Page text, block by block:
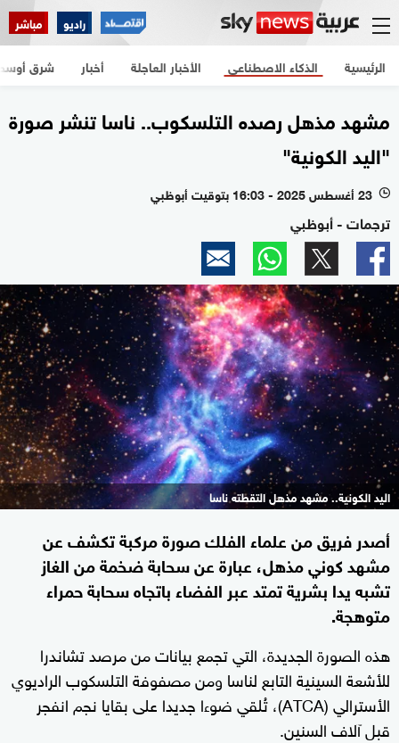
راديو مباشر
الرئيسية الأخبار العاجلة أخبار شرق الذكاء الاصطناعي
مشهد مذهل رصده التلسكوب.. ناسا تنشر صورة
"اليد الكونية"
l 23 أغسطس 2025 - 16:03 بتوقيت أبوظبي
ترجمات - أبوظبي
اليد الكونية.. مشهد مذهل التقطته ناسا
أصدر فريق من علماء الفلك صورة مركبة تكشف عن
مشهد كوني مذهل، عبارة عن سحابة ضخمة من الغاز
تشبه يدا بشرية تمتد عبر الفضاء باتجاه سحابة حمراء
متوهجة.
هذه الصورة الجديدة، التي تجمع بيانات من مرصد تشاندرا
للأشعة السينية التابع لناسا ومن مصفوفة التلسكوب الراديوي
الأسترالي (ATCA)، تُلقي ضوءا جديدا على بقايا نجم انفجر
قبل آلاف السنين.